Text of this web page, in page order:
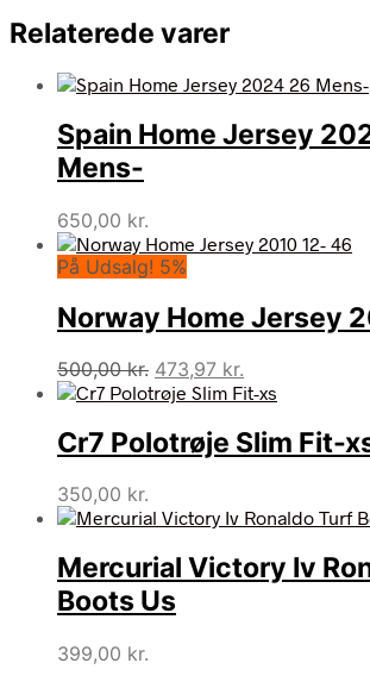
Relaterede varer
Spain Home Jersey
Mens-
650,00 kr.
På Udsalg! 5%
Norway Home Jersey
500,00kr. Den
oprindelige
var:
500,00 kr..
473,97 kr.
aktuelle
er:
473,97 kr..
Cr7 Polotrøje Slim Fit-
350,00 kr.
Mercurial Victory Iv
Boots Us
399,00 kr.